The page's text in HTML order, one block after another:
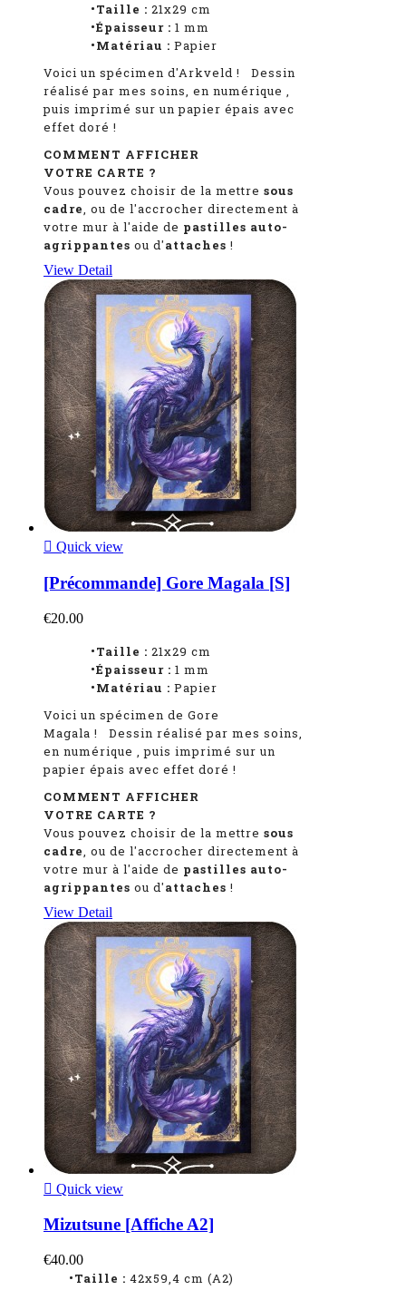
•Taille : 21x29 cm
•Épaisseur : 1 mm
•Matériau : Papier
Voici un spécimen d'Arkveld !
Dessin
réalisé par mes soins, en numérique ,
puis imprimé sur un papier épais avec
effet doré !
COMMENT AFFICHER
VOTRE CARTE ?
Vous pouvez choisir de la mettre sous
cadre, ou de l'accrocher directement à
votre mur à l'aide de pastilles auto-
agrippantes ou d'attaches !
View Detail
 Quick view
[Précommande] Gore Magala [S]
€20.00
•Taille : 21x29 cm
•Épaisseur : 1 mm
•Matériau : Papier
Voici un spécimen de Gore
Magala !
Dessin réalisé par mes soins,
en numérique , puis imprimé sur un
papier épais avec effet doré !
COMMENT AFFICHER
VOTRE CARTE ?
Vous pouvez choisir de la mettre sous
cadre, ou de l'accrocher directement à
votre mur à l'aide de pastilles auto-
agrippantes ou d'attaches !
View Detail
 Quick view
Mizutsune [Affiche A2]
€40.00
•Taille : 42x59,4 cm (A2)